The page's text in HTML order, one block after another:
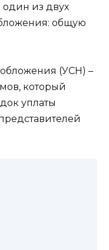
один из двух
общую
(УСН) –
который
уплаты